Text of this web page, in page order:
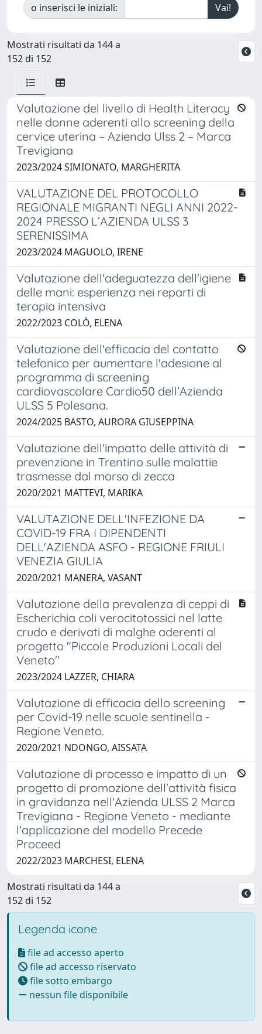
o inserisci le iniziali:
Mostrati risultati da 144 a
152 di 152
Valutazione del livello di Health Literacy
nelle donne aderenti allo screening della
cervice uterina – Azienda Ulss 2 – Marca
Trevigiana
2023/2024 SIMIONATO, MARGHERITA
VALUTAZIONE DEL PROTOCOLLO
REGIONALE MIGRANTI NEGLI ANNI 2022-
2024 PRESSO L’AZIENDA ULSS 3
SERENISSIMA
2023/2024 MAGUOLO, IRENE
Valutazione dell'adeguatezza dell'igiene
delle mani: esperienza nei reparti di
terapia intensiva
2022/2023 COLÒ, ELENA
Valutazione dell'efficacia del contatto
telefonico per aumentare l'adesione al
programma di screening
cardiovascolare Cardio50 dell'Azienda
ULSS 5 Polesana.
2024/2025 BASTO, AURORA GIUSEPPINA
Valutazione dell'impatto delle attività di
prevenzione in Trentino sulle malattie
trasmesse dal morso di zecca
2020/2021 MATTEVI, MARIKA
VALUTAZIONE DELL'INFEZIONE DA
COVID-19 FRA I DIPENDENTI
DELL'AZIENDA ASFO - REGIONE FRIULI
VENEZIA GIULIA
2020/2021 MANERA, VASANT
Valutazione della prevalenza di ceppi di
Escherichia coli verocitotossici nel latte
crudo e derivati di malghe aderenti al
progetto "Piccole Produzioni Locali del
Veneto"
2023/2024 LAZZER, CHIARA
Valutazione di efficacia dello screening
per Covid-19 nelle scuole sentinella -
Regione Veneto.
2020/2021 NDONGO, AISSATA
Valutazione di processo e impatto di un
progetto di promozione dell'attività fisica
in gravidanza nell'Azienda ULSS 2 Marca
Trevigiana - Regione Veneto - mediante
l'applicazione del modello Precede
Proceed
2022/2023 MARCHESI, ELENA
Mostrati risultati da 144 a
152 di 152
Legenda icone
file ad accesso aperto
file ad accesso riservato
file sotto embargo
nessun file disponibile